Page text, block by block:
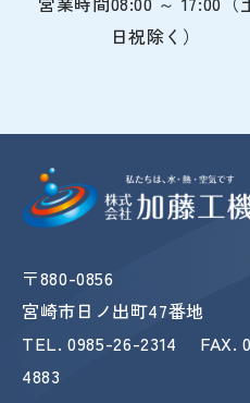
日祝除く）
〒880-0856
宮崎市日ノ出町47番地
TEL.0985-26-2314 FAX.
4883